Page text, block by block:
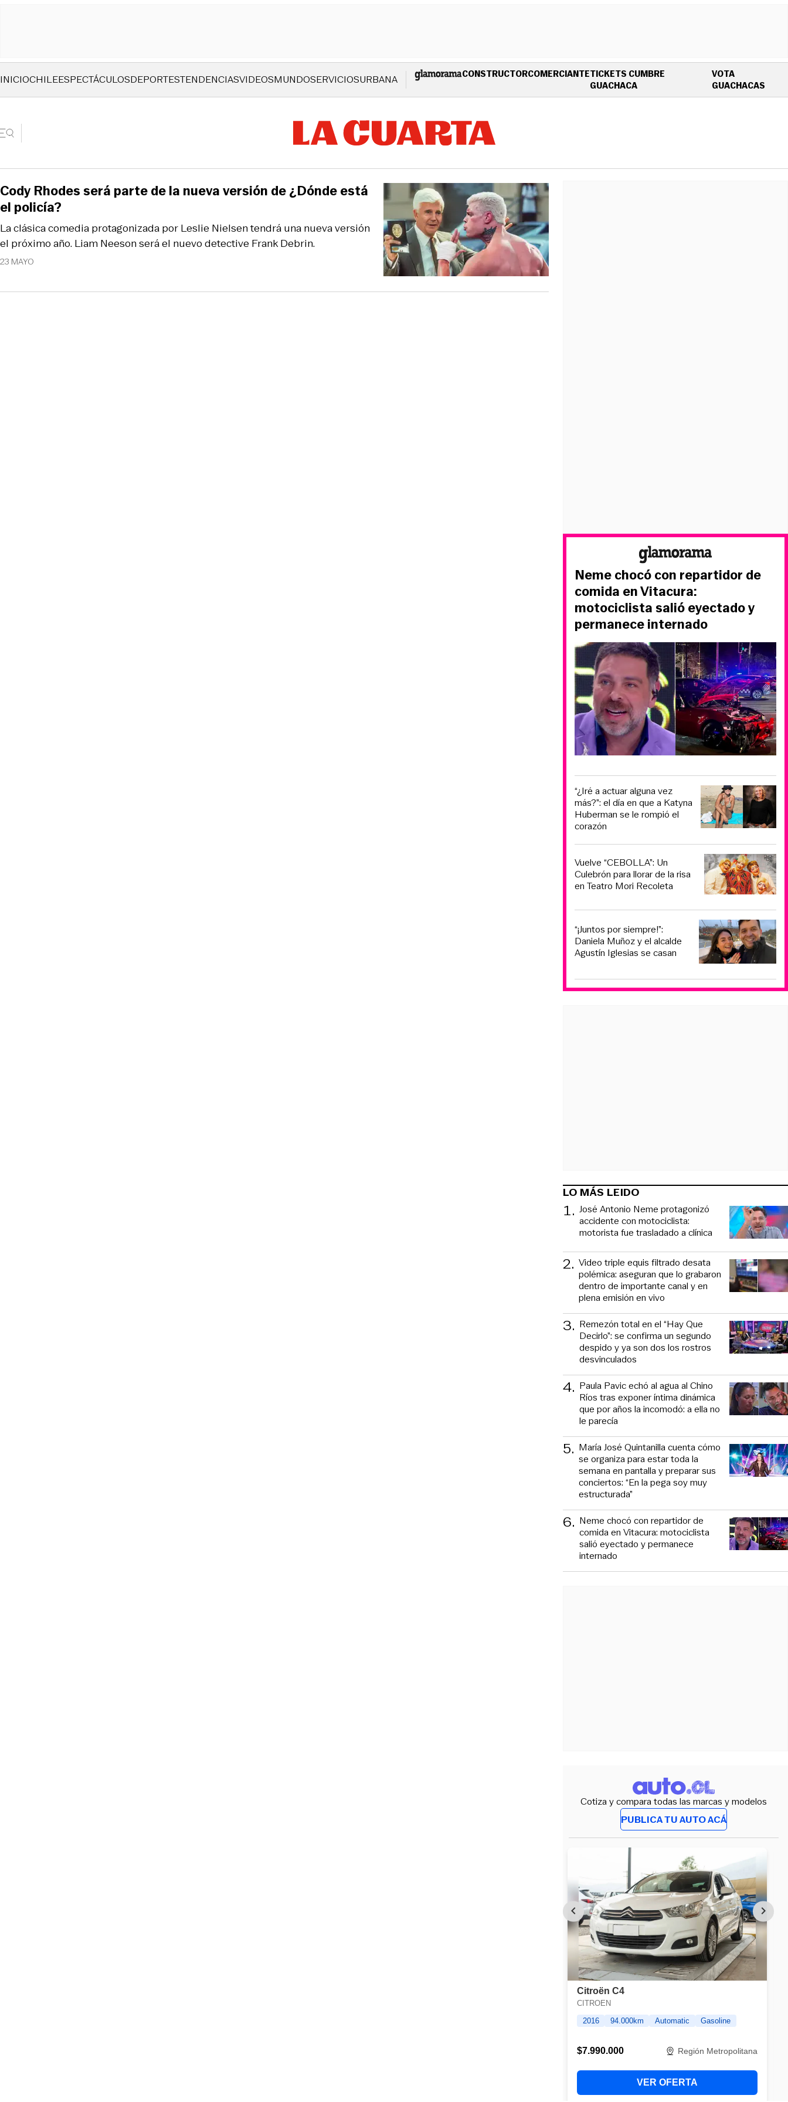
INICIOCHILEESPECTÁCULOSDEPORTESTENDENCIASVIDEOSMUNDOSERVICIOSURBANA CONSTRUCTORCOMERCIANTETICKETS CUMBRE
GUACHACAOPENS IN NEW WINDOW
VOTA
GUACHACAS
23 MAYO
La clásica comedia protagonizada por Leslie Nielsen tendrá una nueva versión
el próximo año. Liam Neeson será el nuevo detective Frank Debrin.
Cody Rhodes será parte de la nueva versión de ¿Dónde está
el policía?
Neme chocó con repartidor de
comida en Vitacura:
motociclista salió eyectado y
permanece internado
“¿Iré a actuar alguna vez
más?”: el día en que a Katyna
Huberman se le rompió el
corazón
Vuelve “CEBOLLA”: Un
Culebrón para llorar de la risa
en Teatro Mori Recoleta
“¡Juntos por siempre!”:
Daniela Muñoz y el alcalde
Agustín Iglesias se casan
LO MÁS LEIDO
1. José Antonio Neme protagonizó
accidente con motociclista:
motorista fue trasladado a clínica
2. Video triple equis filtrado desata
polémica: aseguran que lo grabaron
dentro de importante canal y en
plena emisión en vivo
3. Remezón total en el “Hay Que
Decirlo”: se confirma un segundo
despido y ya son dos los rostros
desvinculados
4. Paula Pavic echó al agua al Chino
Ríos tras exponer íntima dinámica
que por años la incomodó: a ella no
le parecía
5. María José Quintanilla cuenta cómo
se organiza para estar toda la
semana en pantalla y preparar sus
conciertos: “En la pega soy muy
estructurada”
6. Neme chocó con repartidor de
comida en Vitacura: motociclista
salió eyectado y permanece
internado
Cotiza y compara todas las marcas y modelos
PUBLICA TU AUTO ACÁ